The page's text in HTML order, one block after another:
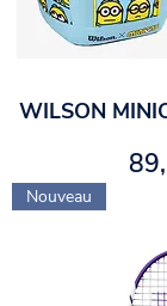
WILSON
Nouveau